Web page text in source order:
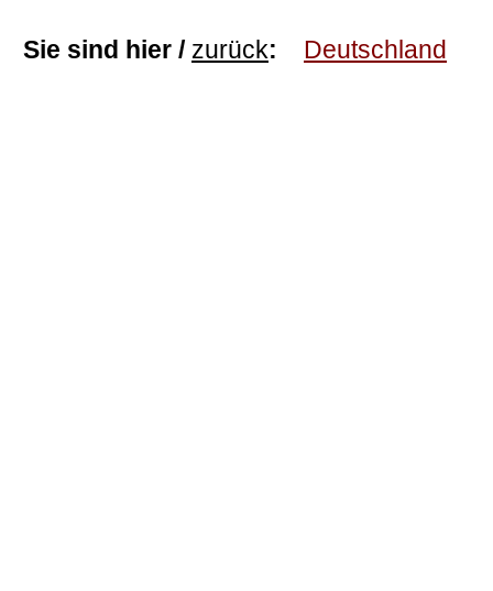
Sie sind hier / zurück: Deutschland